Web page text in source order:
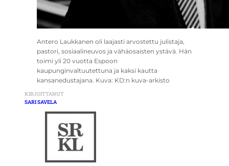
Antero Laukkanen oli laajasti arvostettu julistaja,
pastori, sosiaalineuvos ja vähäosaisten ystävä. Hän
toimi yli 20 vuotta Espoon
kaupunginvaltuutettuna ja kaksi kautta
kansanedustajana. Kuva: KD:n kuva-arkisto
KIRJOITTANUT
SARI SAVELA